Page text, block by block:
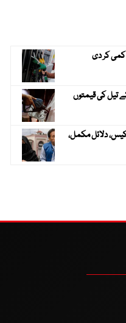
کمی کر دی
تیل کی قیمتوں
کیس، دلائل مکمل،